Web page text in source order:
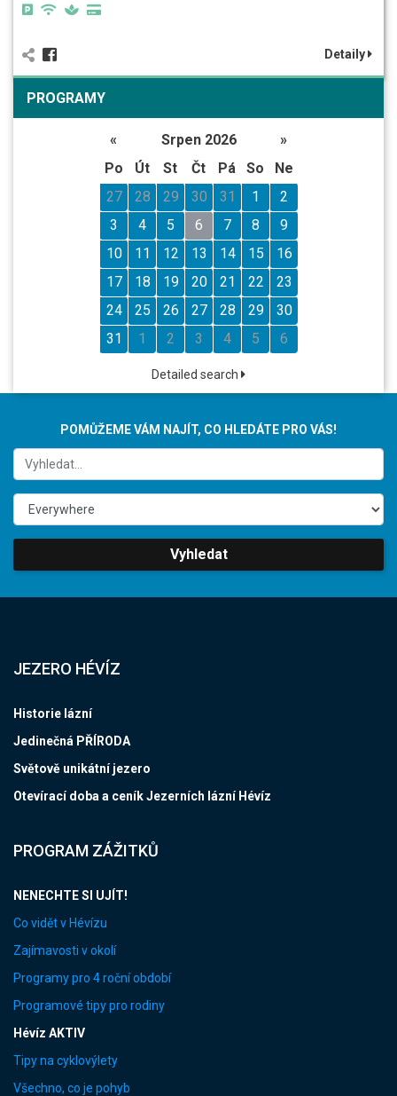
Detaily
PROGRAMY
« Srpen 2026
»
Po
Út St Čt Pá So
Ne
27
28 29 30 31 1
2
3
4 5 6 7 8
9
10
11 12 13 14 15
16
17
18 19 20 21 22
23
24
25 26 27 28 29
30
31
1 2 3 4 5 6
Detailed search
POMŮŽEME VÁM NAJÍT, CO HLEDÁTE PRO VÁS!
Vyhledat
JEZERO HÉVÍZ
Historie lázní
Jedinečná PŘÍRODA
Světově unikátní jezero
Otevírací doba a ceník Jezerních lázní Hévíz
PROGRAM ZÁŽITKŮ
NENECHTE SI UJÍT!
Co vidět v Hévízu
Zajímavosti v okolí
Programy pro 4 roční období
Programové tipy pro rodiny
Hévíz AKTIV
Tipy na cyklovýlety
Všechno, co je pohyb